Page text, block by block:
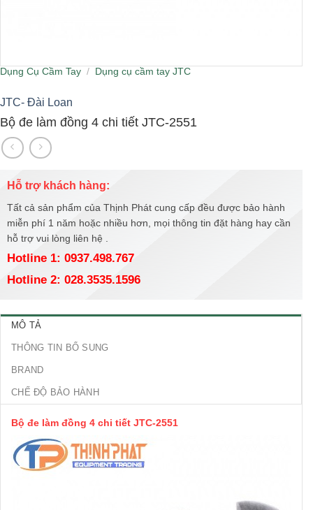
Dụng Cụ Cầm Tay / Dụng cụ cầm tay JTC
JTC- Đài Loan
Bộ đe làm đồng 4 chi tiết JTC-2551
Hỗ trợ khách hàng:
Tất cả sản phẩm của Thịnh Phát cung cấp đều được bảo hành
miễn phí 1 năm hoặc nhiều hơn, mọi thông tin đặt hàng hay cần
hỗ trợ vui lòng liên hệ .
Hotline 1: 0937.498.767
Hotline 2: 028.3535.1596
MÔ TẢ
THÔNG TIN BỔ SUNG
BRAND
CHẾ ĐỘ BẢO HÀNH
Bộ đe làm đồng 4 chi tiết JTC-2551